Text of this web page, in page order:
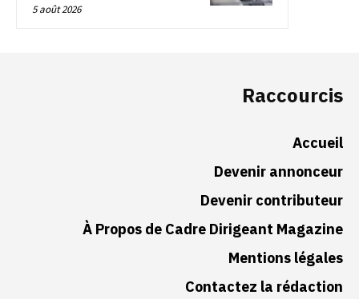
5 août 2026
Raccourcis
Accueil
Devenir annonceur
Devenir contributeur
À Propos de Cadre Dirigeant Magazine
Mentions légales
Contactez la rédaction